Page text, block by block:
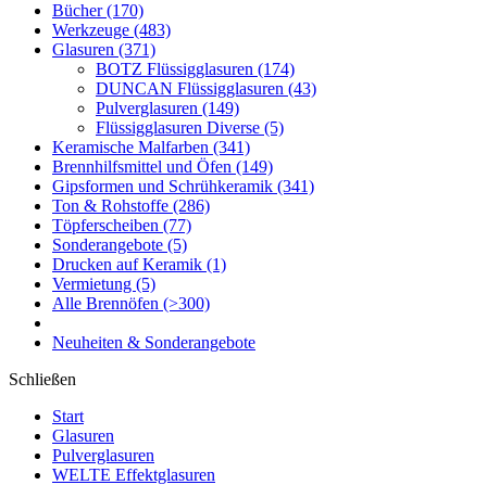
Bücher(170)
Werkzeuge (483)
Glasuren (371)
BOTZ Flüssigglasuren (174)
DUNCAN Flüssigglasuren (43)
Pulverglasuren (149)
Flüssigglasuren Diverse (5)
Keramische Malfarben (341)
Brennhilfsmittel und Öfen (149)
Gipsformen und Schrühkeramik (341)
Ton & Rohstoffe (286)
Töpferscheiben (77)
Sonderangebote (5)
Drucken auf Keramik (1)
Vermietung (5)
Alle Brennöfen (>300)
Neuheiten & Sonderangebote
Schließen
Start
Glasuren
Pulverglasuren
WELTE Effektglasuren